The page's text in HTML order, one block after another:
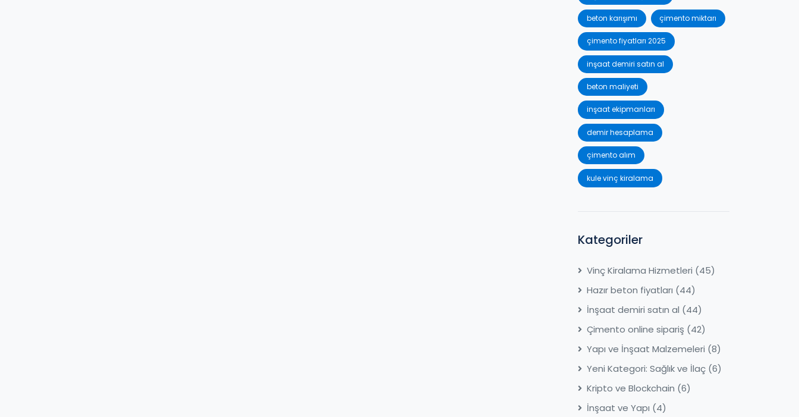
beton karışımı çimento miktarı
çimento fiyatları 2025
inşaat demiri satın al
beton maliyeti
inşaat ekipmanları
demir hesaplama
çimento alım
kule vinç kiralama
Kategoriler
Vinç Kiralama Hizmetleri (45)
Hazır beton fiyatları (44)
İnşaat demiri satın al (44)
Çimento online sipariş (42)
Yapı ve İnşaat Malzemeleri (8)
Yeni Kategori: Sağlık ve İlaç (6)
Kripto ve Blockchain (6)
İnşaat ve Yapı (4)